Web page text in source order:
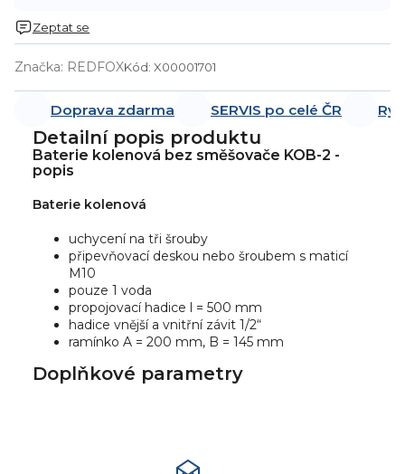
Značka: REDFOXKód: X00001701
Zeptat se
Doprava zdarma SERVIS po celé ČR
Detailní popis produktu
Baterie kolenová bez směšovače KOB-2 -
popis
Baterie kolenová
uchycení na tři šrouby
připevňovací deskou nebo šroubem s maticí
M10
pouze 1 voda
propojovací hadice l = 500 mm
hadice vnější a vnitřní závit 1/2“
ramínko A = 200 mm, B = 145 mm
Doplňkové parametry